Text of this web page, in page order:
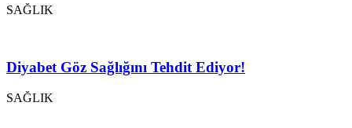
SAĞLIK
Diyabet Göz Sağlığını Tehdit Ediyor!
SAĞLIK